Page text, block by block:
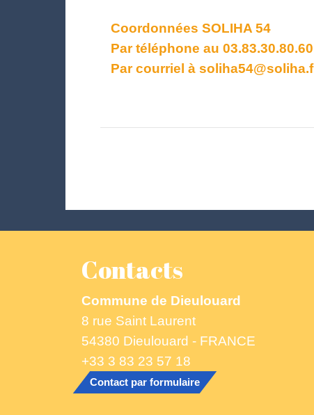
Coordonnées SOLIHA 54
Par téléphone au
Par courriel à
Contacts
Commune de Dieulouard
8 rue Saint Laurent
54380 Dieulouard - FRANCE
+33 3 83 23 57 18
Contact par formulaire